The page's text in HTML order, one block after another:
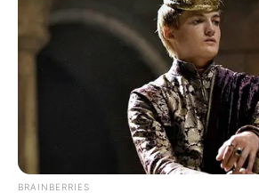
BRAINBERRIES